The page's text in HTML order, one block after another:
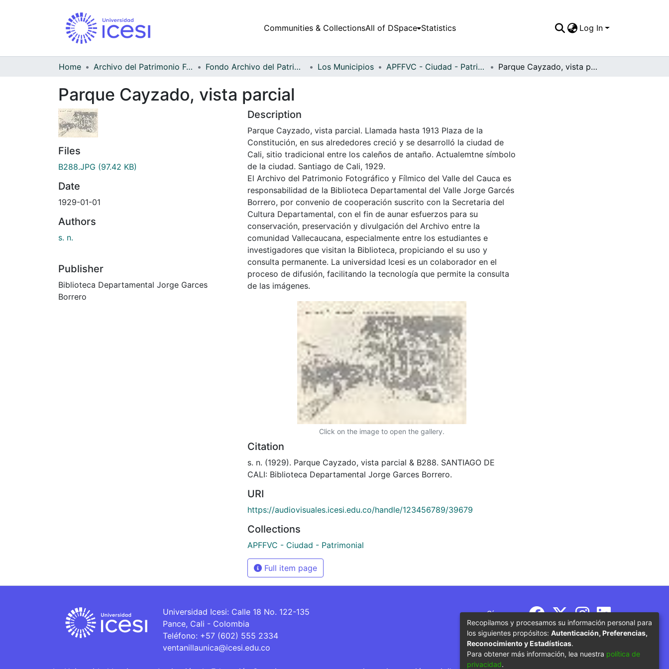
Communities & CollectionsAll of DSpace Statistics Log In
Home Archivo del Patrimonio Fotográfico y Fílmico del Valle del Cauca Fondo Archivo del Patrimonio Fotográfico y Fílmico del Valle del Cauca Los Municipios APFFVC - Ciudad - Patrimonial Parque Cayzado, vista parcial
Parque Cayzado, vista parcial
Files
B288.JPG (97.42 KB)
Date
1929-01-01
Authors
s. n.
Publisher
Biblioteca Departamental Jorge Garces
Borrero
Description
Parque Cayzado, vista parcial. Llamada hasta 1913 Plaza de la
Constitución, en sus alrededores creció y se desarrolló la ciudad de
Cali, sitio tradicional entre los caleños de antaño. Actualemtne símbolo
de la ciudad. Santiago de Cali, 1929.
El Archivo del Patrimonio Fotográfico y Fílmico del Valle del Cauca es
responsabilidad de la Biblioteca Departamental del Valle Jorge Garcés
Borrero, por convenio de cooperación suscrito con la Secretaria del
Cultura Departamental, con el fin de aunar esfuerzos para su
conservación, preservación y divulgación del Archivo entre la
comunidad Vallecaucana, especialmente entre los estudiantes e
investigadores que visitan la Biblioteca, propiciando el su uso y
consulta permanente. La universidad Icesi es un colaborador en el
proceso de difusión, facilitando la tecnología que permite la consulta
de las imágenes.
Click on the image to open the gallery.
Citation
s. n. (1929). Parque Cayzado, vista parcial & B288. SANTIAGO DE
CALI: Biblioteca Departamental Jorge Garces Borrero.
URI
https://audiovisuales.icesi.edu.co/handle/123456789/39679
Collections
APFFVC - Ciudad - Patrimonial
Full item page
Universidad Icesi: Calle 18 No. 122-135
Pance, Cali - Colombia
Teléfono: +57 (602) 555 2334
ventanillaunica@icesi.edu.co
Síguenos
Recopilamos y procesamos su información personal para
los siguientes propósitos: Autenticación, Preferencias,
Reconocimiento y Estadísticas.
Para obtener más información, lea nuestra política de
privacidad.